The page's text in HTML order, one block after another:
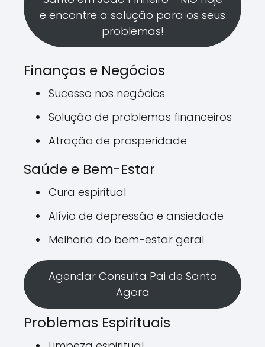
e encontre a solução para os seus
problemas!
Finanças e Negócios
Sucesso nos negócios
Solução de problemas financeiros
Atração de prosperidade
Saúde e Bem-Estar
Cura espiritual
Alívio de depressão e ansiedade
Melhoria do bem-estar geral
Agendar Consulta Pai de Santo
Agora
Problemas Espirituais